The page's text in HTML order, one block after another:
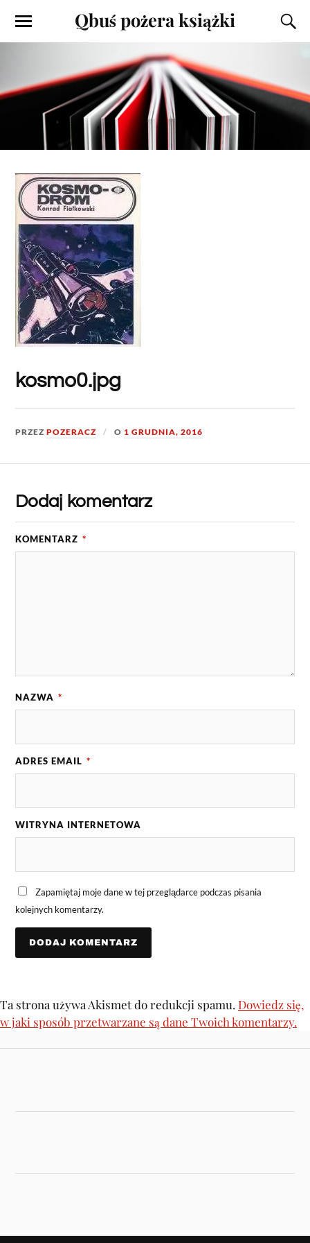
Qbuś pożera książki
kosmo0.jpg
PRZEZPOZERACZ O 1 GRUDNIA, 2016
Dodaj komentarz
KOMENTARZ *
NAZWA *
ADRES EMAIL *
WITRYNA INTERNETOWA
Zapamiętaj moje dane w tej przeglądarce podczas pisania
kolejnych komentarzy.
Ta strona używa Akismet do redukcji spamu. Dowiedz się,
w jaki sposób przetwarzane są dane Twoich komentarzy.